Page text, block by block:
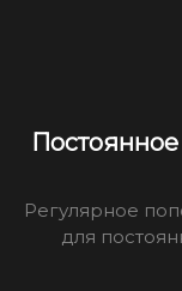
Регулярное
для